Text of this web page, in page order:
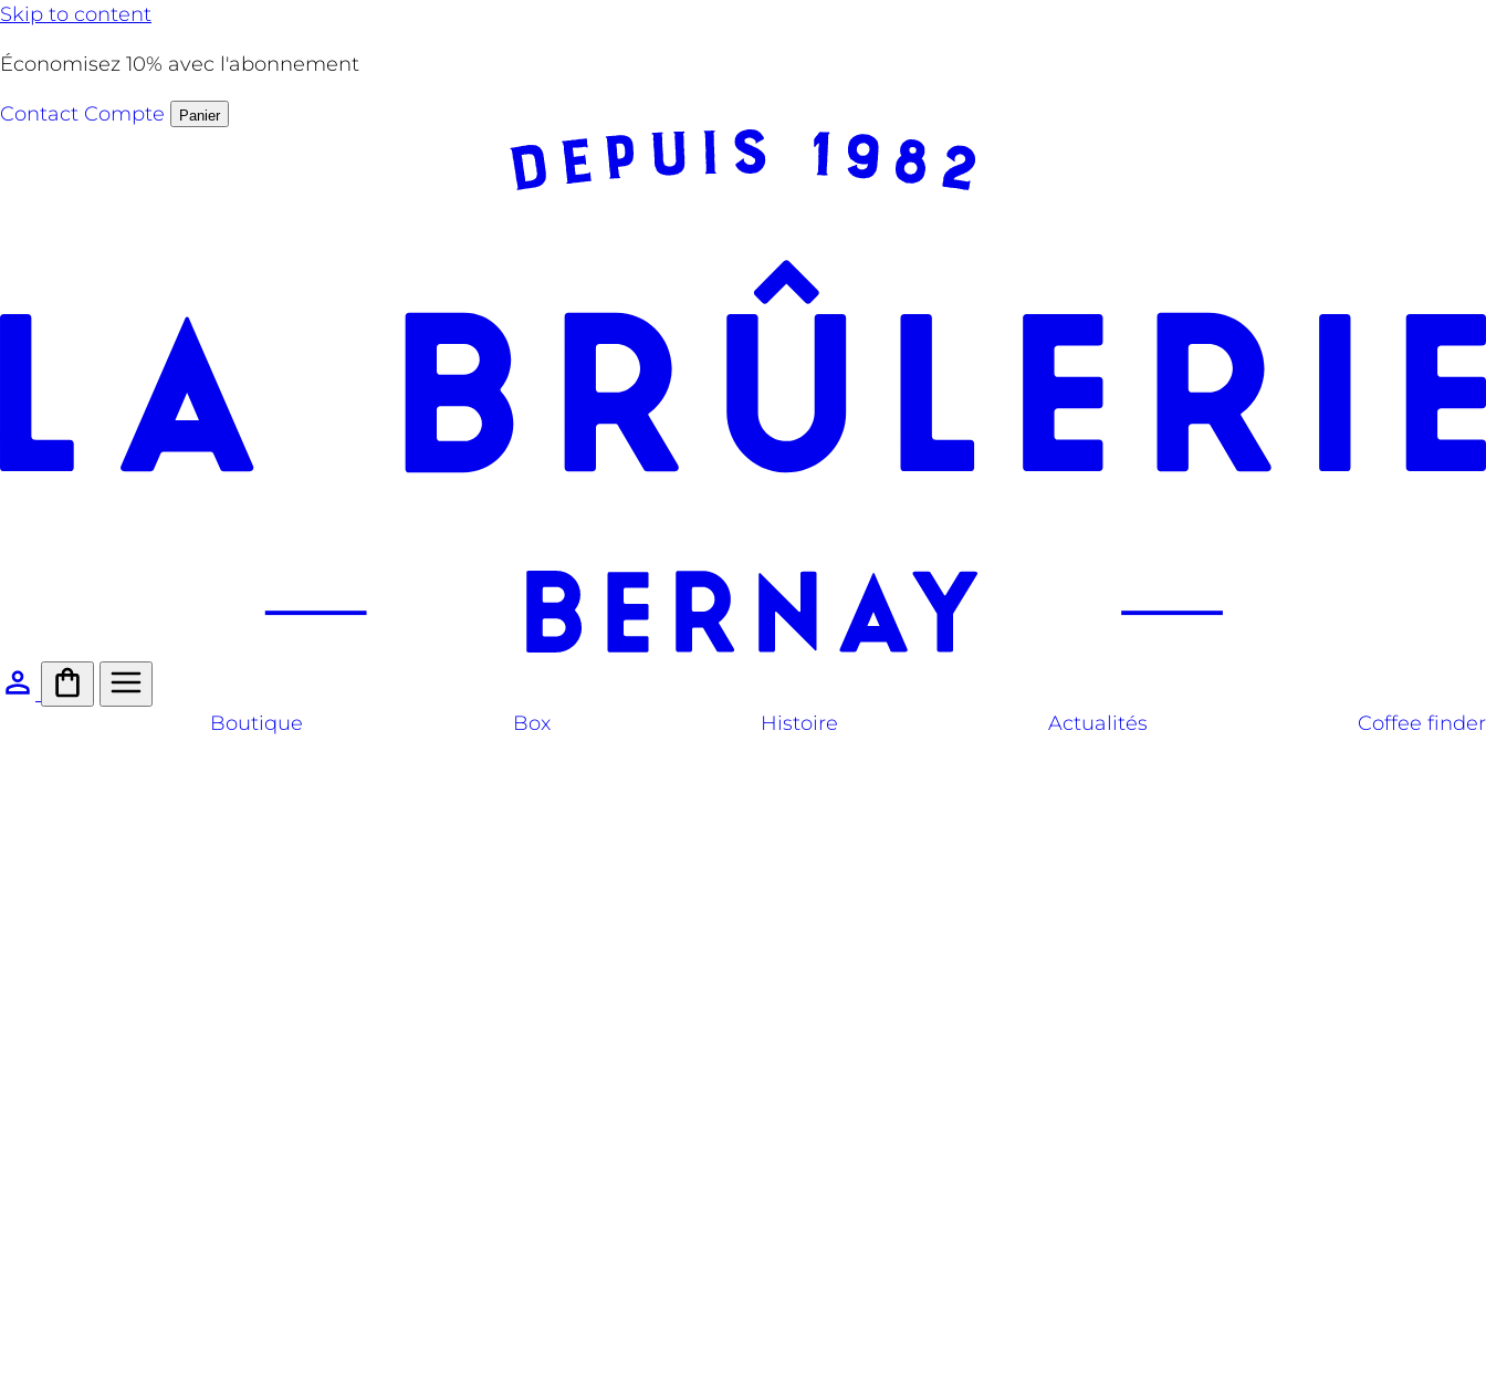
Skip to content
Économisez 10% avec l'abonnement
Contact Compte Panier
Boutique Box Histoire Actualités Coffee finder